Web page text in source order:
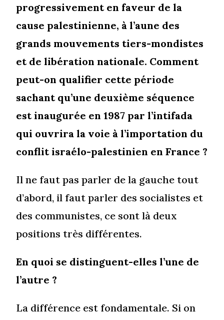
progressivement en faveur de la
cause palestinienne, à l’aune des
grands mouvements tiers-mondistes
et de libération nationale. Comment
peut-on qualifier cette période
sachant qu’une deuxième séquence
est inaugurée en 1987 par l’intifada
qui ouvrira la voie à l’importation du
conflit israélo-palestinien en France ?
Il ne faut pas parler de la gauche tout
d’abord, il faut parler des socialistes et
des communistes, ce sont là deux
positions très différentes.
En quoi se distinguent-elles l’une de
l’autre ?
La différence est fondamentale. Si on